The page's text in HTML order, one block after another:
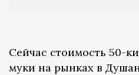
Сейчас стоимость 50-
муки на рынках в